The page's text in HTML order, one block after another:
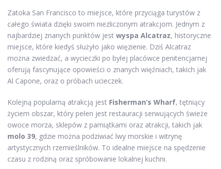
Zatoka San Francisco to miejsce, które przyciąga turystów z
całego świata dzięki swoim niezliczonym atrakcjom. Jednym z
najbardziej znanych punktów jest wyspa Alcatraz, historyczne
miejsce, które kiedyś służyło jako więzienie. Dziś Alcatraz
można zwiedzać, a wycieczki po byłej placówce penitencjarnej
oferują fascynujące opowieści o znanych więźniach, takich jak
Al Capone, oraz o próbach ucieczek.
Kolejną popularną atrakcją jest Fisherman’s Wharf, tętniący
życiem obszar, który pełen jest restauracji serwujących świeże
owoce morza, sklepów z pamiątkami oraz atrakcji, takich jak
molo 39, gdzie można podziwiać lwy morskie i witrynę
artystycznych rzemieślników. To idealne miejsce na spędzenie
czasu z rodziną oraz spróbowanie lokalnej kuchni.